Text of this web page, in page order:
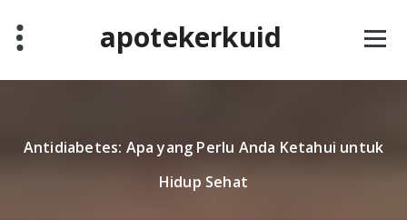
content
apotekerkuid
Antidiabetes: Apa yang Perlu Anda Ketahui untuk
Hidup Sehat